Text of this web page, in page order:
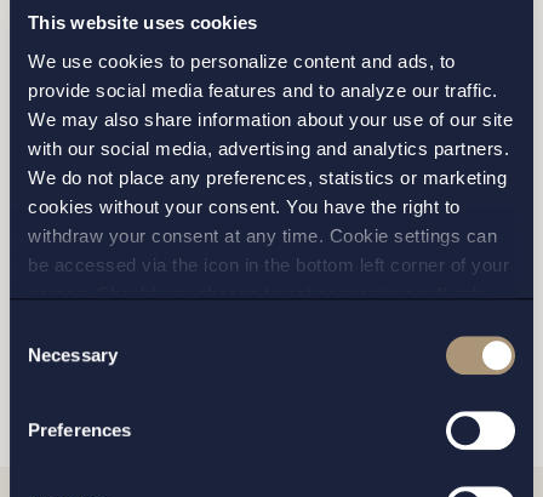
This website uses cookies
We use cookies to personalize content and ads, to
provide social media features and to analyze our traffic.
We may also share information about your use of our site
with our social media, advertising and analytics partners.
We do not place any preferences, statistics or marketing
cookies without your consent. You have the right to
withdraw your consent at any time. Cookie settings can
be accessed via the icon in the bottom left corner of your
screen. Should you choose to not consent we will only
andprivacy policy
for more details on cookies and our
Selection
Necessary
Preferences
MALMÖ
Jag har läst och samtycker till Setterwalls
personuppgiftspolicy
SKICKA